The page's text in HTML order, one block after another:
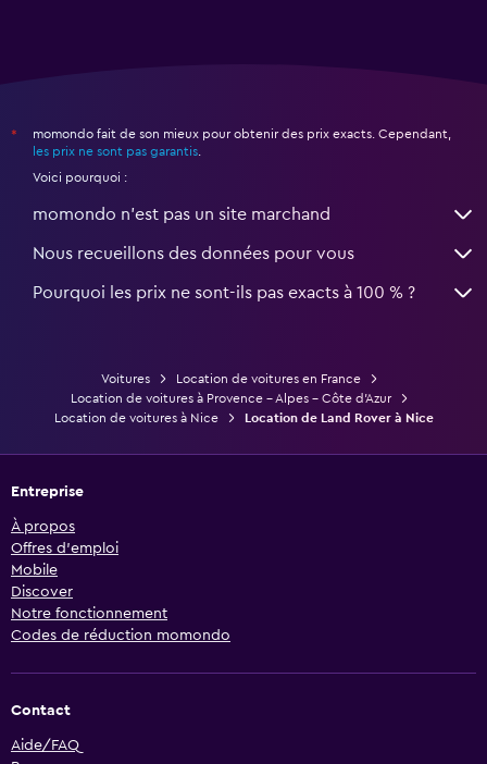
*
momondo fait de son mieux pour obtenir des prix exacts. Cependant,
les prix ne sont pas garantis
Voici pourquoi :
momondo n'est pas un site marchand
Nous recueillons des données pour vous
Pourquoi les prix ne sont-ils pas exacts à 100 % ?
Voitures
Location de voitures en France
Location de voitures à Provence - Alpes - Côte d'Azur
Location de voitures à Nice
Location de Land Rover à Nice
Entreprise
À propos
Offres d’emploi
Mobile
Discover
Notre fonctionnement
Codes de réduction momondo
Contact
Aide/FAQ